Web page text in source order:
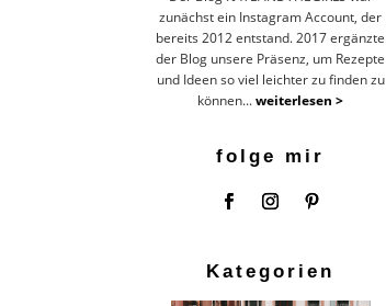
zunächst ein Instagram Account, der
bereits 2012 entstand. 2017 ergänzte
der Blog unsere Präsenz, um Rezepte
und Ideen so viel leichter zu finden zu
können...weiterlesen >
folge mir
Kategorien